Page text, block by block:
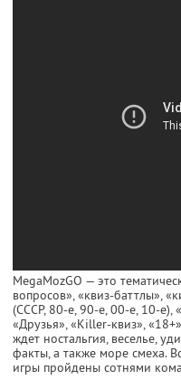
MegaMozGO — это
вопросов», «квиз-баттлы»,
(СССР, 80-е, 90-е, 00-е, 10-е),
«Друзья», «Killer-квиз»,
ждет ностальгия, веселье,
факты, а также море смеха.
игры пройдены сотнями